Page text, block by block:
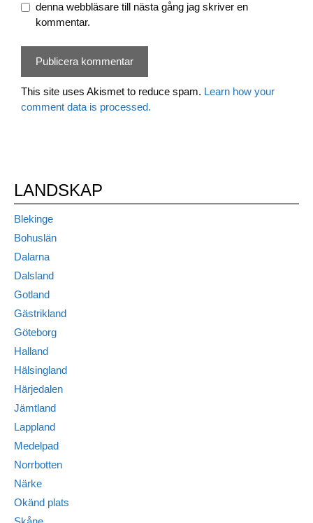
denna webbläsare till nästa gång jag skriver en
kommentar.
This site uses Akismet to reduce spam. Learn how your
comment data is processed.
LANDSKAP
Blekinge
Bohuslän
Dalarna
Dalsland
Gotland
Gästrikland
Göteborg
Halland
Hälsingland
Härjedalen
Jämtland
Lappland
Medelpad
Norrbotten
Närke
Okänd plats